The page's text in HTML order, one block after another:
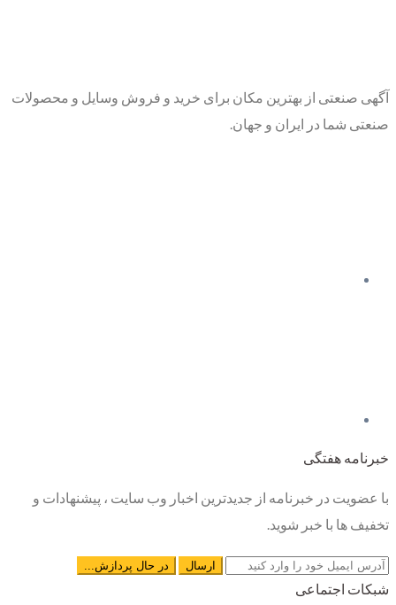
آگهی صنعتی از بهترین مکان برای خرید و فروش وسایل و محصولات
صنعتی شما در ایران و جهان.
خبرنامه هفتگی
با عضویت در خبرنامه از جدیدترین اخبار وب سایت ، پیشنهادات و
تخفیف ها با خبر شوید.
شبکات اجتماعی